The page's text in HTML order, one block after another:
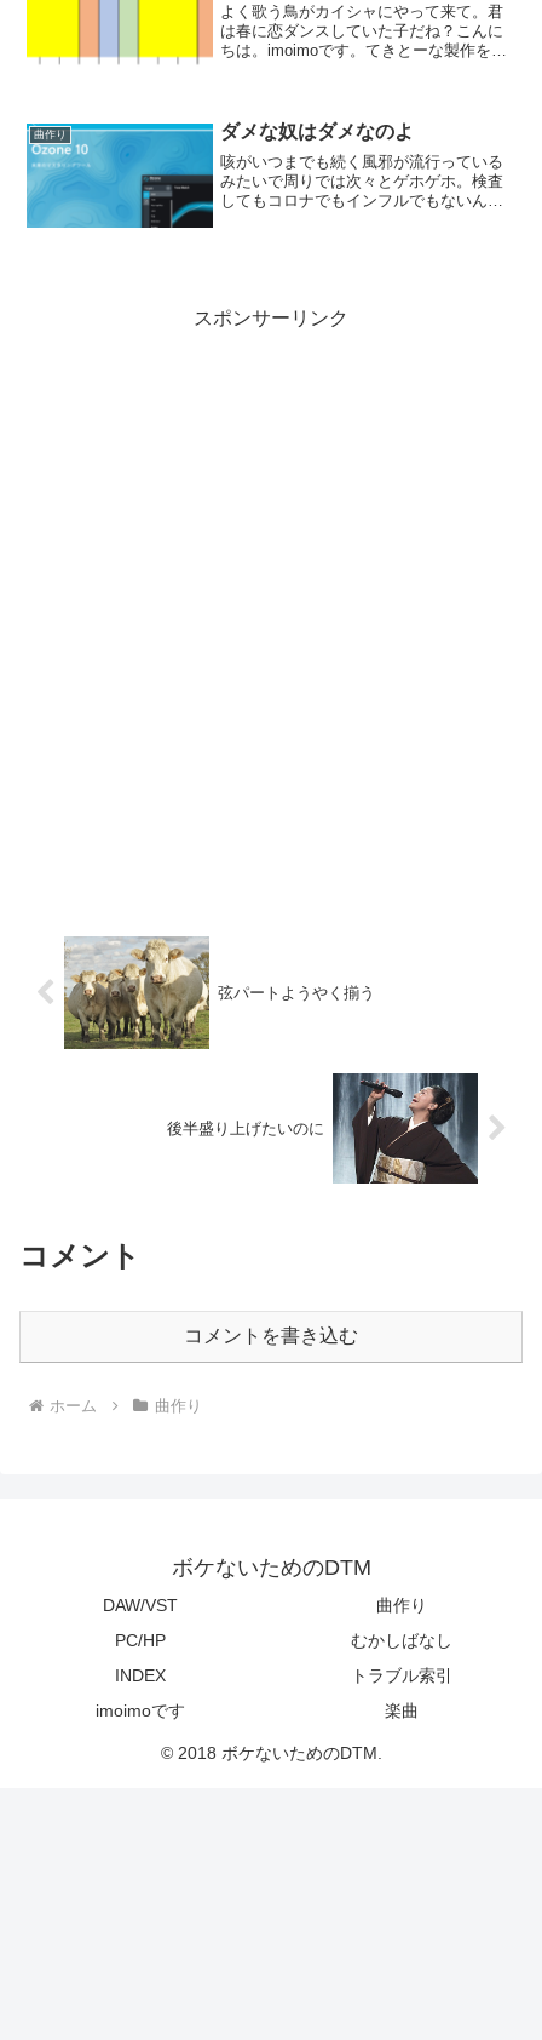
よく歌う鳥がカイシャにやって来て。君
は春に恋ダンスしていた子だね？こんに
ちは。imoimoです。てきとーな製作をや
デデデみたいな...
曲作り ダメな奴はダメなのよ
咳がいつまでも続く風邪が流行っている
みたいで周りでは次々とゲホゲホ。検査
してもコロナでもインフルでもないんだ
スポンサーリンク
弦パートようやく揃う
後半盛り上げたいのに
コメント
コメントを書き込む
ホーム 曲作り
ボケないためのDTM
DAW/VST
曲作り
PC/HP
むかしばなし
INDEX
トラブル索引
imoimoです
楽曲
© 2018 ボケないためのDTM.